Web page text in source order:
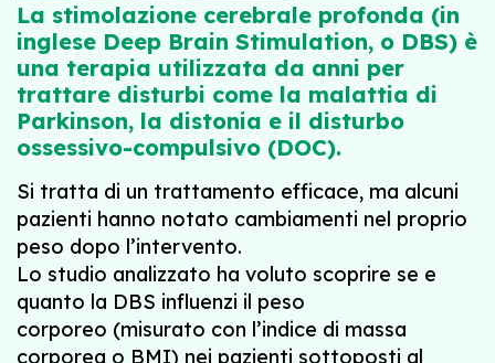
La stimolazione cerebrale profonda (in
inglese Deep Brain Stimulation, o DBS) è
una terapia utilizzata da anni per
trattare disturbi come la malattia di
Parkinson, la distonia e il disturbo
ossessivo-compulsivo (DOC).
Si tratta di un trattamento efficace, ma alcuni
pazienti hanno notato cambiamenti nel proprio
peso dopo l’intervento.
Lo studio analizzato ha voluto scoprire se e
quanto la DBS influenzi il peso
corporeo (misurato con l’indice di massa
corporea o BMI) nei pazienti sottoposti al